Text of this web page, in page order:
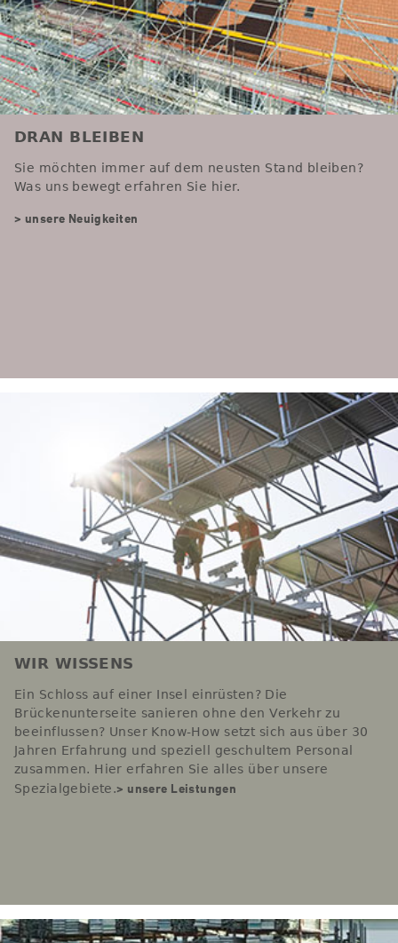
DRAN BLEIBEN
Sie möchten immer auf dem neusten Stand bleiben?
Was uns bewegt erfahren Sie hier.
> unsere Neuigkeiten
WIR WISSENS
Ein Schloss auf einer Insel einrüsten? Die
Brückenunterseite sanieren ohne den Verkehr zu
beeinflussen? Unser Know-How setzt sich aus über 30
Jahren Erfahrung und speziell geschultem Personal
zusammen. Hier erfahren Sie alles über unsere
Spezialgebiete.> unsere Leistungen